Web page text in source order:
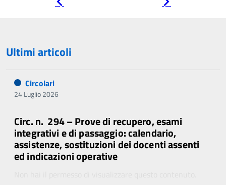
Ultimi articoli
Circolari
24 Luglio 2026
Circ. n. 294 – Prove di recupero, esami
integrativi e di passaggio: calendario,
assistenze, sostituzioni dei docenti assenti
ed indicazioni operative